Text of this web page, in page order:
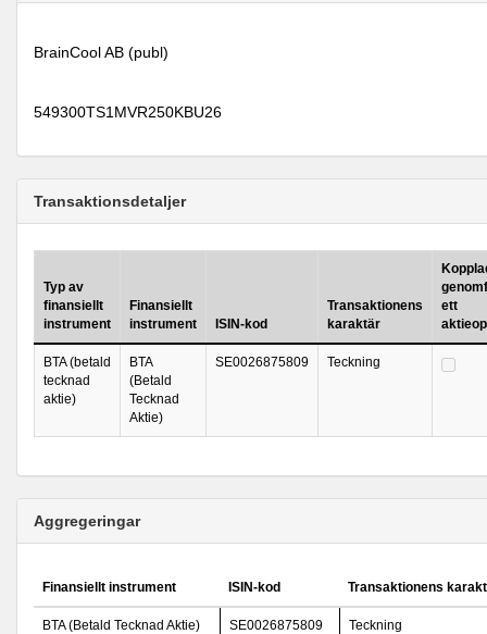
BrainCool AB (publ)
549300TS1MVR250KBU26
Transaktionsdetaljer
Typ av
finansiellt
instrument
Finansiellt
instrument
ISIN-kod
Transaktionens
karaktär
ett
BTA (betald
tecknad
aktie)
BTA
(Betald
Tecknad
Aktie)
SE0026875809 Teckning
Aggregeringar
Finansiellt instrument ISIN-kod Transaktionens
BTA (Betald Tecknad Aktie) SE0026875809 Teckning